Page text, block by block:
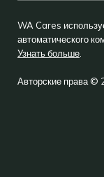
WA Cares
автоматического
Узнать больше
Авторские права ©